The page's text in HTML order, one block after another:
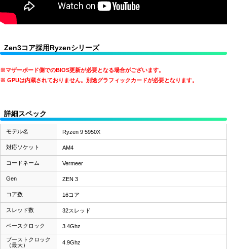
Zen3コア採用Ryzenシリーズ
※マザーボード側でのBIOS更新が必要となる場合がございます。
※ GPUは内蔵されておりません。別途グラフィックカードが必要となります。
詳細スペック
モデル名 Ryzen 9 5950X
対応ソケット AM4
コードネーム Vermeer
Gen ZEN 3
コア数 16コア
スレッド数 32スレッド
ベースクロック 3.4Ghz
ブーストクロック
（最大）
4.9Ghz